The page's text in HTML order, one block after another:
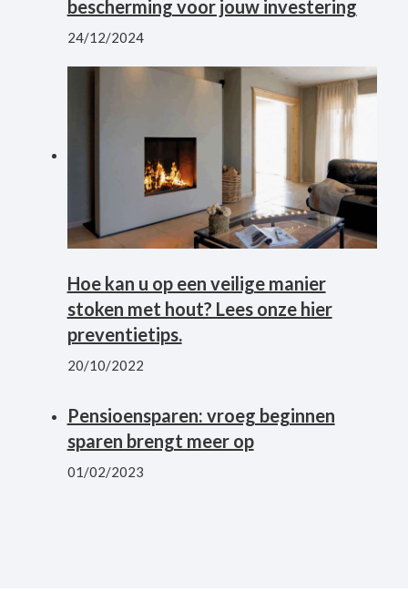
bescherming voor jouw investering
24/12/2024
Hoe kan u op een veilige manier
stoken met hout? Lees onze hier
preventietips.
20/10/2022
Pensioensparen: vroeg beginnen
sparen brengt meer op
01/02/2023